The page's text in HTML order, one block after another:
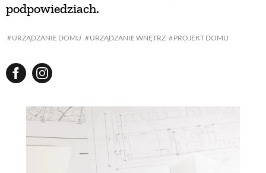
URZĄDZANIE DOMU URZĄDZANIE WNĘTRZ PROJEKT DOMU
podpowiedziach.